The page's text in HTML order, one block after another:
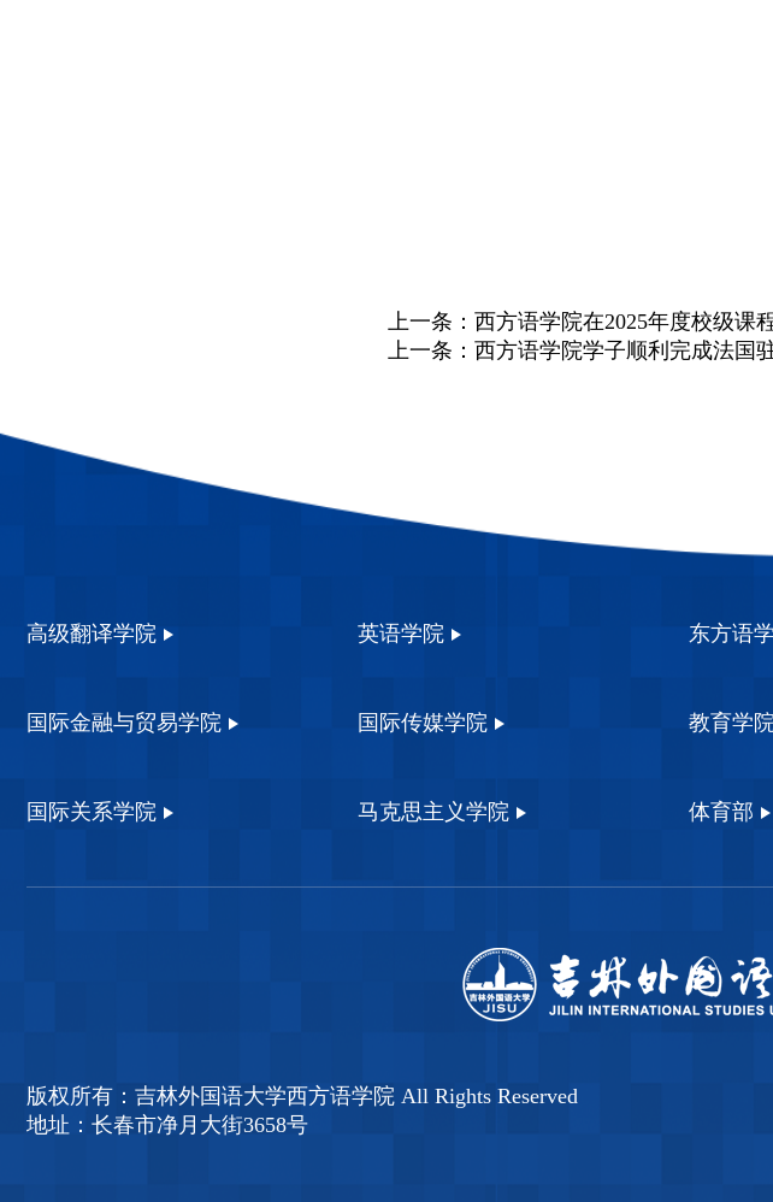
上一条： 西方语学院在2025年度校级课
上一条： 西方语学院学子顺利完成法国
高级翻译学院 英语学院 东方语
国际金融与贸易学院 国际传媒学院 教育学
国际关系学院 马克思主义学院 体育部
版权所有：吉林外国语大学西方语学院 All Rights Reserved
地址：长春市净月大街3658号